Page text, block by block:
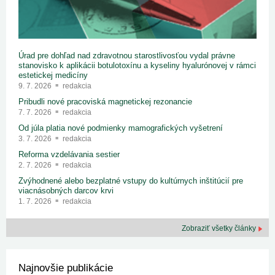
Úrad pre dohľad nad zdravotnou starostlivosťou vydal právne
stanovisko k aplikácii botulotoxínu a kyseliny hyalurónovej v rámci
estetickej medicíny
9. 7. 2026 redakcia
Pribudli nové pracoviská magnetickej rezonancie
7. 7. 2026 redakcia
Od júla platia nové podmienky mamografických vyšetrení
3. 7. 2026 redakcia
Reforma vzdelávania sestier
2. 7. 2026 redakcia
Zvýhodnené alebo bezplatné vstupy do kultúrnych inštitúcií pre
viacnásobných darcov krvi
1. 7. 2026 redakcia
Zobraziť všetky články
Najnovšie publikácie